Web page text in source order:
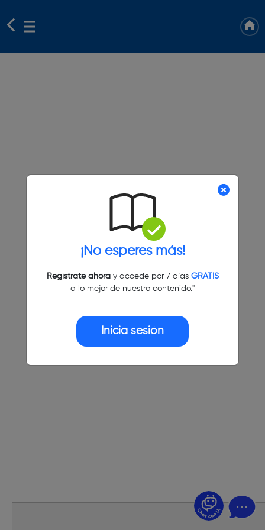
¡No esperes más!
Regístrate ahoray accede por 7 días GRATIS
a lo mejor de nuestro contenido."
Inicia sesión